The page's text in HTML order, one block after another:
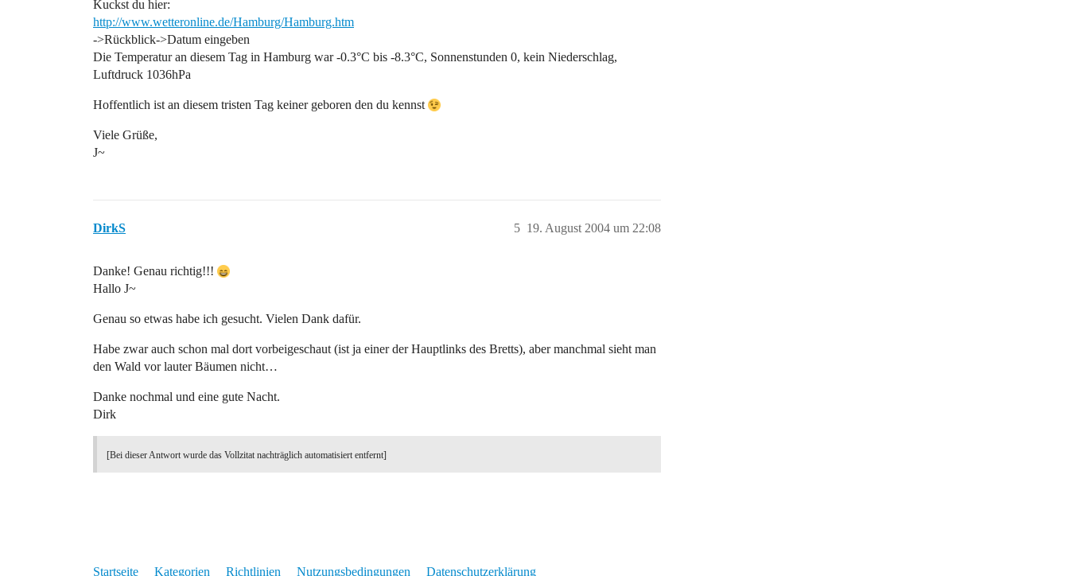
Kuckst du hier:
http://www.wetteronline.de/Hamburg/Hamburg.htm
->Rückblick->Datum eingeben
Die Temperatur an diesem Tag in Hamburg war -0.3°C bis -8.3°C, Sonnenstunden 0, kein Niederschlag,
Luftdruck 1036hPa
Hoffentlich ist an diesem tristen Tag keiner geboren den du kennst
Viele Grüße,
J~
DirkS 19. August 2004 um 22:08
5
Danke! Genau richtig!!!
Hallo J~
Genau so etwas habe ich gesucht. Vielen Dank dafür.
Habe zwar auch schon mal dort vorbeigeschaut (ist ja einer der Hauptlinks des Bretts), aber manchmal sieht man
den Wald vor lauter Bäumen nicht…
Danke nochmal und eine gute Nacht.
Dirk
[Bei dieser Antwort wurde das Vollzitat nachträglich automatisiert entfernt]
Startseite Kategorien Richtlinien Nutzungsbedingungen Datenschutzerklärung